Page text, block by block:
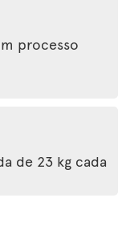
processo
de 23 kg cada